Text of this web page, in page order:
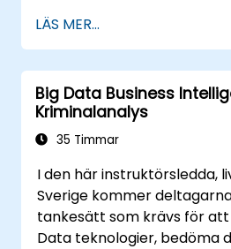
Tillämpa
förbättra
Utforma AI-strategier
av problem och
Navigera etiska
användning av AI i
LÄS MER...
Big Data Business
Kriminalanalys
35 Timmar
I den här instruktörsledda,
Sverige kommer
tankesätt som krävs för att
Data teknologier, bedöma